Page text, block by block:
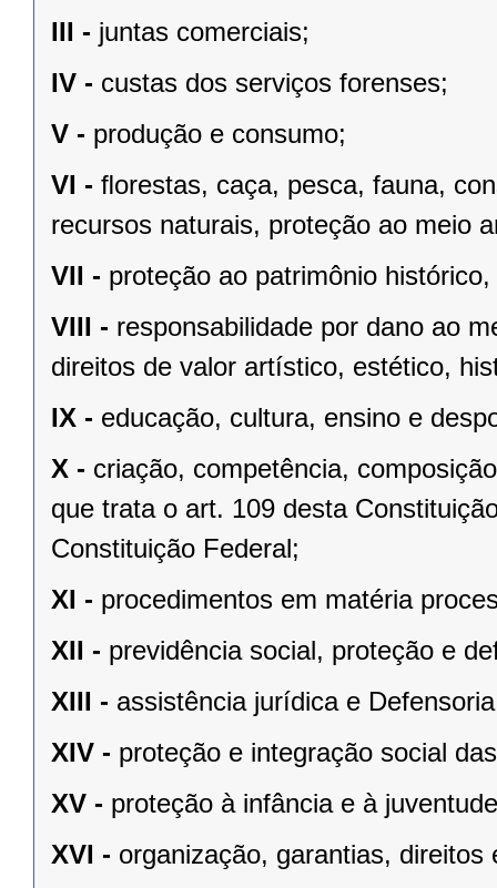
III - juntas comerciais;
IV - custas dos serviços forenses;
V - produção e consumo;
VI - ﬂorestas, caça, pesca, fauna,
recursos naturais, proteção ao meio
VII - proteção ao patrimônio
VIII - responsabilidade por dano ao
direitos de valor artístico, estético,
IX - educação, cultura, ensino e
X - criação, competência,
que trata o art. 109 desta
Constituição Federal;
XI - procedimentos em matéria
XII - previdência social, proteção e
XIII - assistência jurídica e
XIV - proteção e integração social
XV - proteção à infância e à
XVI - organização, garantias,